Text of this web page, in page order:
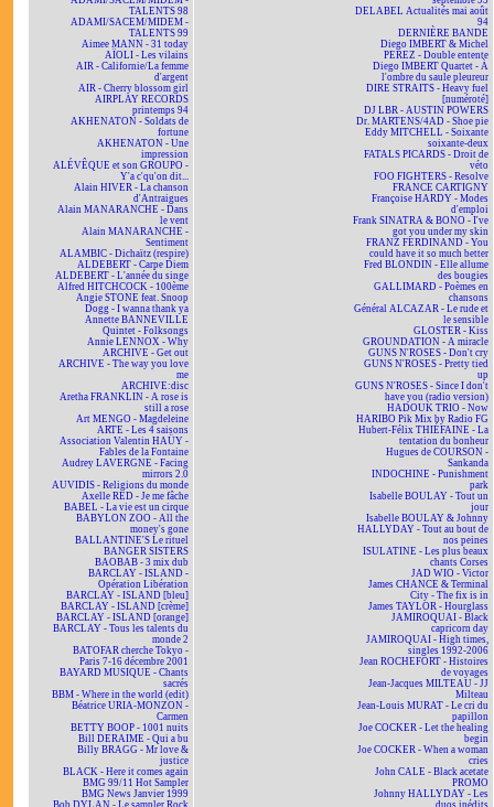
TALENTS 98
ADAMI/SACEM/MIDEM -
TALENTS 99
Aimee MANN - 31 today
AÏOLI - Les vilains
AIR - Californie/La femme
d'argent
AIR - Cherry blossom girl
AIRPLAY RECORDS
printemps 94
AKHENATON - Soldats de
fortune
AKHENATON - Une
impression
ALÉVÊQUE et son GROUPO -
Y'a c'qu'on dit...
Alain HIVER - La chanson
d'Antraigues
Alain MANARANCHE - Dans
le vent
Alain MANARANCHE -
Sentiment
ALAMBIC - Dichaïtz (respire)
ALDEBERT - Carpe Diem
ALDEBERT - L'année du singe
Alfred HITCHCOCK - 100ème
Angie STONE feat. Snoop
Dogg - I wanna thank ya
Annette BANNEVILLE
Quintet - Folksongs
Annie LENNOX - Why
ARCHIVE - Get out
ARCHIVE - The way you love
me
ARCHIVE:disc
Aretha FRANKLIN - A rose is
still a rose
Art MENGO - Magdeleine
ARTE - Les 4 saisons
Association Valentin HAÜY -
Fables de la Fontaine
Audrey LAVERGNE - Facing
mirrors 2.0
AUVIDIS - Religions du monde
Axelle RED - Je me fâche
BABEL - La vie est un cirque
BABYLON ZOO - All the
money's gone
BALLANTINE'S Le rituel
BANGER SISTERS
BAOBAB - 3 mix dub
BARCLAY - ISLAND -
Opération Libération
BARCLAY - ISLAND [bleu]
BARCLAY - ISLAND [crème]
BARCLAY - ISLAND [orange]
BARCLAY - Tous les talents du
monde 2
BATOFAR cherche Tokyo -
Paris 7-16 décembre 2001
BAYARD MUSIQUE - Chants
sacrés
BBM - Where in the world (edit)
Béatrice URIA-MONZON -
Carmen
BETTY BOOP - 1001 nuits
Bill DERAIME - Qui a bu
Billy BRAGG - Mr love &
justice
BLACK - Here it comes again
BMG 99/11 Hot Sampler
BMG News Janvier 1999
Bob DYLAN - Le sampler Rock
DELABEL Actualités mai août
94
DERNIÈRE BANDE
Diego IMBERT & Michel
PEREZ - Double entente
Diego IMBERT Quartet - À
l'ombre du saule pleureur
DIRE STRAITS - Heavy fuel
[numéroté]
DJ LBR - AUSTIN POWERS
Dr. MARTENS/4AD - Shoe pie
Eddy MITCHELL - Soixante
soixante-deux
FATALS PICARDS - Droit de
véto
FOO FIGHTERS - Resolve
FRANCE CARTIGNY
Françoise HARDY - Modes
d'emploi
Frank SINATRA & BONO - I've
got you under my skin
FRANZ FERDINAND - You
could have it so much better
Fred BLONDIN - Elle allume
des bougies
GALLIMARD - Poèmes en
chansons
Général ALCAZAR - Le rude et
le sensible
GLOSTER - Kiss
GROUNDATION - A miracle
GUNS N'ROSES - Don't cry
GUNS N'ROSES - Pretty tied
up
GUNS N'ROSES - Since I don't
have you (radio version)
HADOUK TRIO - Now
HARIBO Pik Mix by Radio FG
Hubert-Félix THIÉFAINE - La
tentation du bonheur
Hugues de COURSON -
Sankanda
INDOCHINE - Punishment
park
Isabelle BOULAY - Tout un
jour
Isabelle BOULAY & Johnny
HALLYDAY - Tout au bout de
nos peines
ISULATINE - Les plus beaux
chants Corses
JAD WIO - Victor
James CHANCE & Terminal
City - The fix is in
James TAYLOR - Hourglass
JAMIROQUAI - Black
capricorn day
JAMIROQUAI - High times,
singles 1992-2006
Jean ROCHEFORT - Histoires
de voyages
Jean-Jacques MILTEAU - JJ
Milteau
Jean-Louis MURAT - Le cri du
papillon
Joe COCKER - Let the healing
begin
Joe COCKER - When a woman
cries
John CALE - Black acetate
PROMO
Johnny HALLYDAY - Les
duos inédits